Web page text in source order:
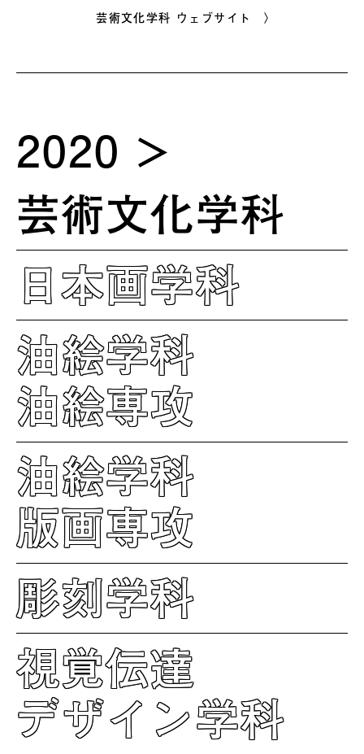
芸術文化学科 ウェブサイト 〉
2020
芸術文化学科
日本画学科
油絵学科
油絵専攻
油絵学科
版画専攻
彫刻学科
視覚伝達
デザイン学科